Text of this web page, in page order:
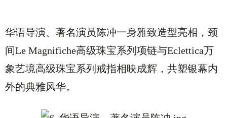
华语导演、著名演员陈冲一身雅致造型亮相，颈
间Le Magnifiche高级珠宝系列项链与Eclettica万
象艺境高级珠宝系列戒指相映成辉，共塑银幕内
外的典雅风华。